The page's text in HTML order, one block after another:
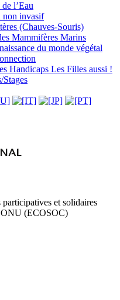
l’Eau
non invasif
(Chauves-Souris)
Mammifères Marins
du monde végétal
Handicaps Les Filles aussi !
Stages
participatives et solidaires
(ECOSOC)